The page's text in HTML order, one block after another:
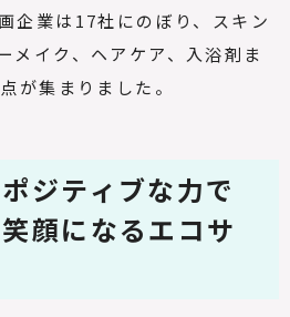
企業は 17社にのぼり、スキン
メイク、ヘアケア、入浴剤ま
が集まりました。
ジティブな力で
顔になるエコサ